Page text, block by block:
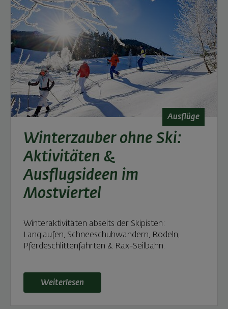
Ausflüge
Winterzauber ohne Ski:
Aktivitäten &
Ausflugsideen im
Mostviertel
Winteraktivitäten abseits der Skipisten:
Langlaufen, Schneeschuhwandern, Rodeln,
Pferdeschlittenfahrten & Rax-Seilbahn.
Weiterlesen: Winterzauber ohne Ski: Aktivitäten
Weiterlesen